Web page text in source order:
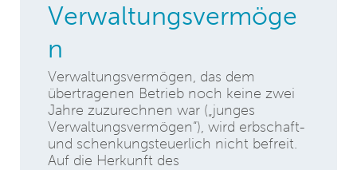
Verwaltungsvermöge
n
Verwaltungsvermögen, das dem
übertragenen Betrieb noch keine zwei
Jahre zuzurechnen war („junges
Verwaltungsvermögen“), wird erbschaft-
und schenkungsteuerlich nicht befreit.
Auf die Herkunft des